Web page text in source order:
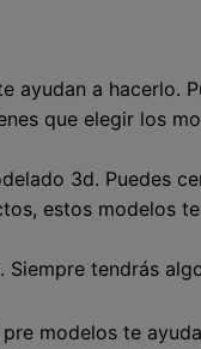
a hacerlo.
que elegir los
3d. Puedes
estos modelos
tendrás
modelos te